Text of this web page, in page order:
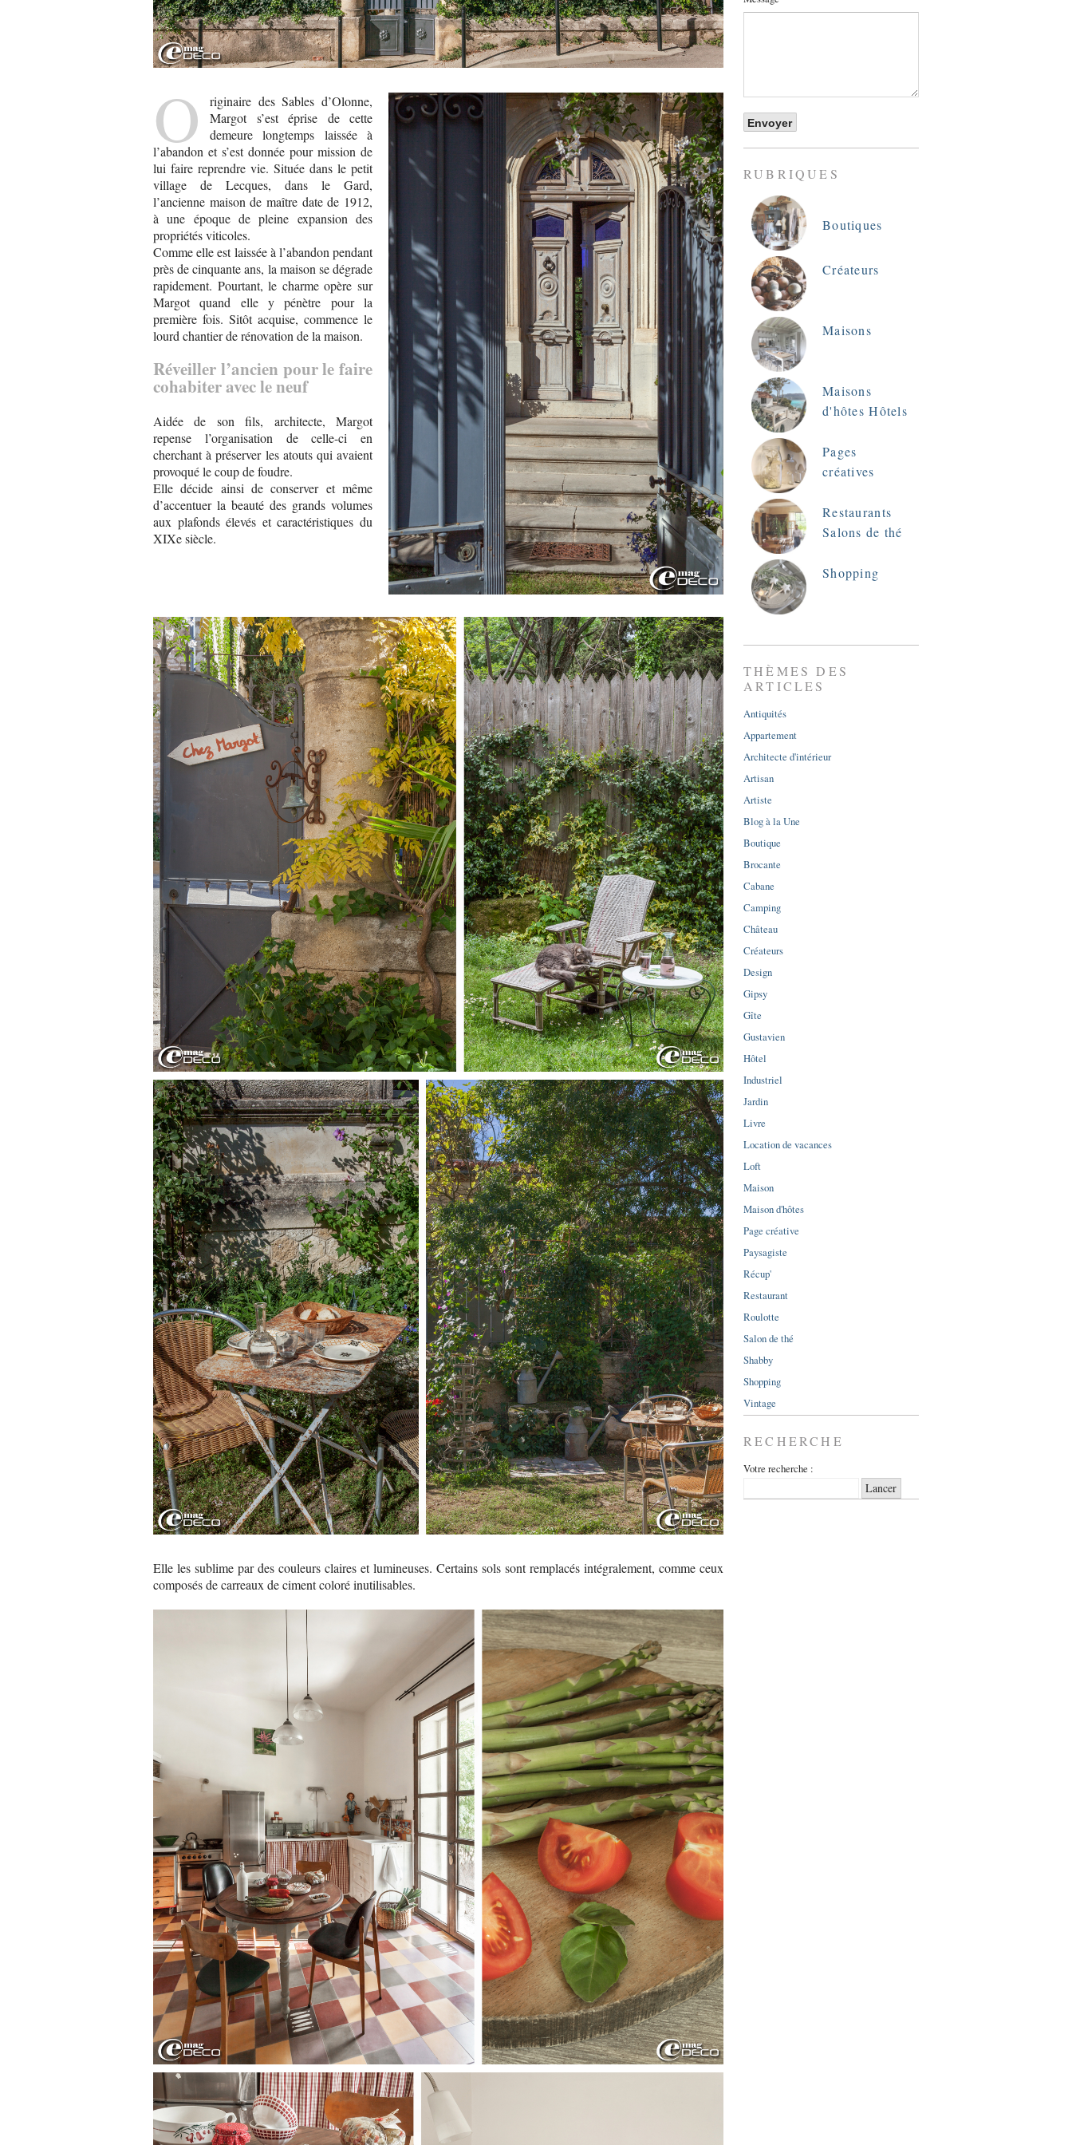
O
riginaire des Sables d’Olonne,
Margot s’est éprise de cette
demeure longtemps laissée à
l’abandon et s’est donnée pour mission de
lui faire reprendre vie. Située dans le petit
village de Lecques, dans le Gard,
l’ancienne maison de maître date de 1912,
à une époque de pleine expansion des
propriétés viticoles.
Comme elle est laissée à l’abandon pendant
près de cinquante ans, la maison se dégrade
rapidement. Pourtant, le charme opère sur
Margot quand elle y pénètre pour la
première fois. Sitôt acquise, commence le
lourd chantier de rénovation de la maison.
Réveiller l’ancien pour le faire
cohabiter avec le neuf
Aidée de son fils, architecte, Margot
repense l’organisation de celle-ci en
cherchant à préserver les atouts qui avaient
provoqué le coup de foudre.
Elle décide ainsi de conserver et même
d’accentuer la beauté des grands volumes
aux plafonds élevés et caractéristiques du
XIXe siècle.
Elle les sublime par des couleurs claires et lumineuses. Certains sols sont remplacés intégralement, comme ceux
composés de carreaux de ciment coloré inutilisables.
RUBRIQUES
Boutiques
Créateurs
Maisons
Maisons
d'hôtes Hôtels
Pages
créatives
Restaurants
Salons de thé
Shopping
THÈMES DES
ARTICLES
Antiquités
Appartement
Architecte d'intérieur
Artisan
Artiste
Blog à la Une
Boutique
Brocante
Cabane
Camping
Château
Créateurs
Design
Gipsy
Gîte
Gustavien
Hôtel
Industriel
Jardin
Livre
Location de vacances
Loft
Maison
Maison d'hôtes
Page créative
Paysagiste
Récup'
Restaurant
Roulotte
Salon de thé
Shabby
Shopping
Vintage
RECHERCHE
Votre recherche :